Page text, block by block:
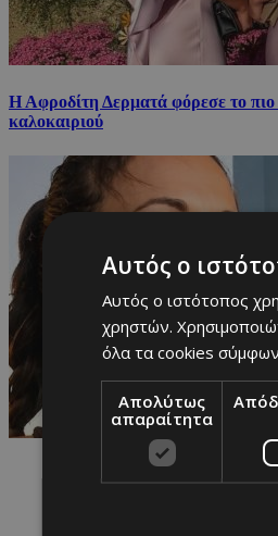
Η Αφροδίτη Δερματά φόρεσε το
καλοκαιριού
Αυτός ο
Αυτός ο ιστότοπος
χρηστών.
όλα τα cookies
Απολύτως
απαραίτητα